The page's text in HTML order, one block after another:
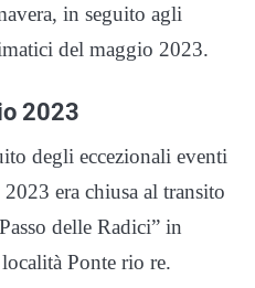
in seguito agli
del maggio 2023.
2023
degli eccezionali eventi
era chiusa al transito
delle Radici” in
Ponte rio re.